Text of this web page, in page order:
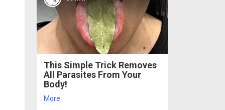
This Simple Trick Removes
All Parasites From Your
Body!
More